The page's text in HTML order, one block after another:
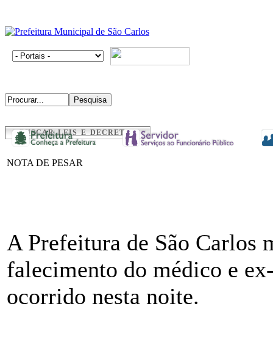
BUSCAR LEIS E DECRETOS
NOTA DE PESAR
A Prefeitura de São Carlos
falecimento do médico e
ocorrido nesta noite.